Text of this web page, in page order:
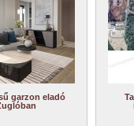
garzon eladó